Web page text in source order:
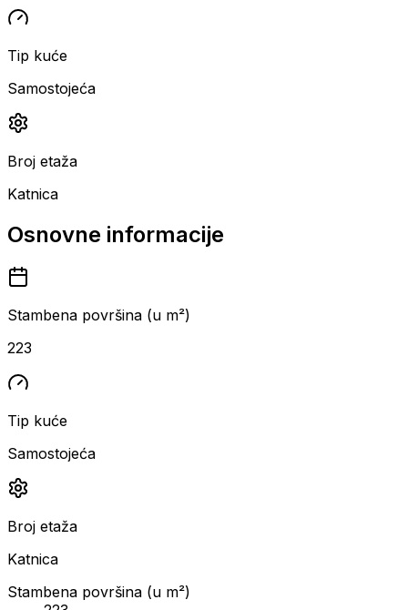
Tip kuće
Samostojeća
Broj etaža
Katnica
Osnovne informacije
Stambena površina (u m²)
223
Tip kuće
Samostojeća
Broj etaža
Katnica
Stambena površina (u m²)